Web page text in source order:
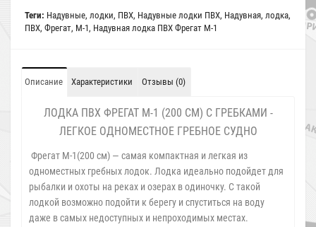
Теги: Надувные, лодки, ПВХ, Надувные лодки ПВХ, Надувная, лодка,
ПВХ, Фрегат, М-1 , Надувная лодка ПВХ Фрегат М-1
Описание Характеристики Отзывы (0)
ЛОДКА ПВХ ФРЕГАТ М-1 (200 СМ) С ГРЕБКАМИ -
ЛЕГКОЕ ОДНОМЕСТНОЕ ГРЕБНОЕ СУДНО
Фрегат М-1(200 см) — самая компактная и легкая из
одноместных гребных лодок. Лодка идеально подойдет для
рыбалки и охоты на реках и озерах в одиночку. С такой
лодкой возможно подойти к берегу и спуститься на воду
даже в самых недоступных и непроходимых местах.